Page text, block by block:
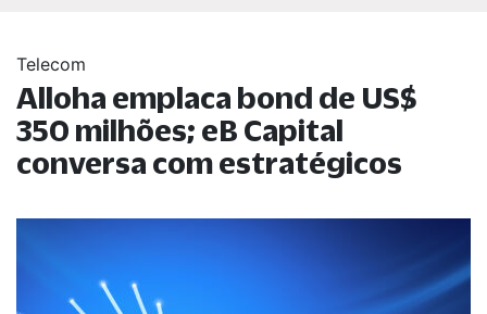
Telecom
Alloha emplaca bond de US$
350 milhões; eB Capital
conversa com estratégicos